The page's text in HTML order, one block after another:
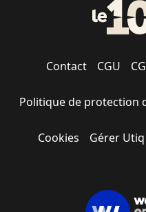
Contact CGU
Politique de protection
Cookies Gérer Utiq